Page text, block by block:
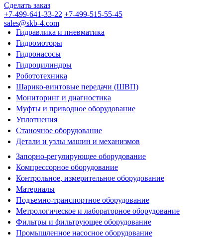
Сделать заказ
+7-499-641-33-22 +7-499-515-55-45
sales@skb-4.com
Гидравлика и пневматика
Гидромоторы
Гидронасосы
Гидроцилиндры
Робототехника
Шарико-винтовые передачи (ШВП)
Мониторинг и диагностика
Муфты и приводное оборудование
Уплотнения
Станочное оборудование
Детали и узлы машин и механизмов
Запорно-регулирующее оборудование
Компрессорное оборудование
Контрольное, измерительное оборудование
Материалы
Подъемно-транспортное оборудование
Метрологическое и лабораторное оборудование
Фильтры и фильтрующее оборудование
Промышленное насосное оборудование